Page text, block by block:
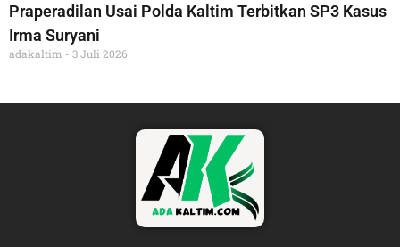
Praperadilan Usai Polda Kaltim Terbitkan SP3 Kasus
Irma Suryani
adakaltim 3 Juli 2026